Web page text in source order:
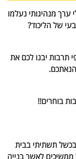
ערך מנהיגותי נעלמו
של הליכוד?
חם -10 גופי תרבות יבנו לכם את
בוחרים!!
תשתיתי בבית
לאשר בנייה